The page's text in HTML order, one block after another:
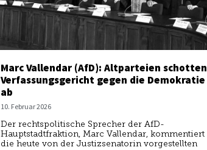
Marc Vallendar (AfD): Altparteien schotten
Verfassungsgericht gegen die Demokratie
ab
10. Februar 2026
Der rechtspolitische Sprecher der AfD-
Hauptstadtfraktion, Marc Vallendar, kommentiert
die heute von der Justizsenatorin vorgestellten